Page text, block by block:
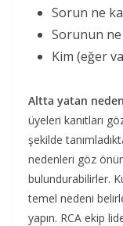
Sorun ne
Sorunun
Kim (eğer
Altta yatan
üyeleri kanıtları
şekilde
nedenleri göz
bulundurabilirler.
temel nedeni
yapın. RCA ekip